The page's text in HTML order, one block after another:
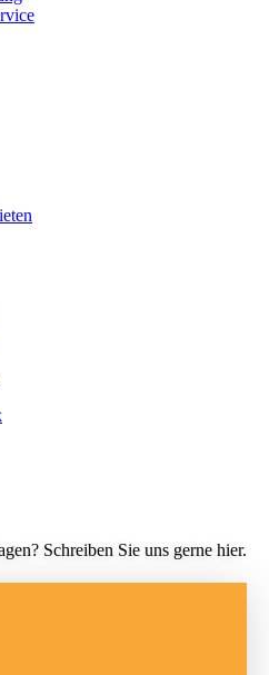
Schreiben Sie uns gerne hier.